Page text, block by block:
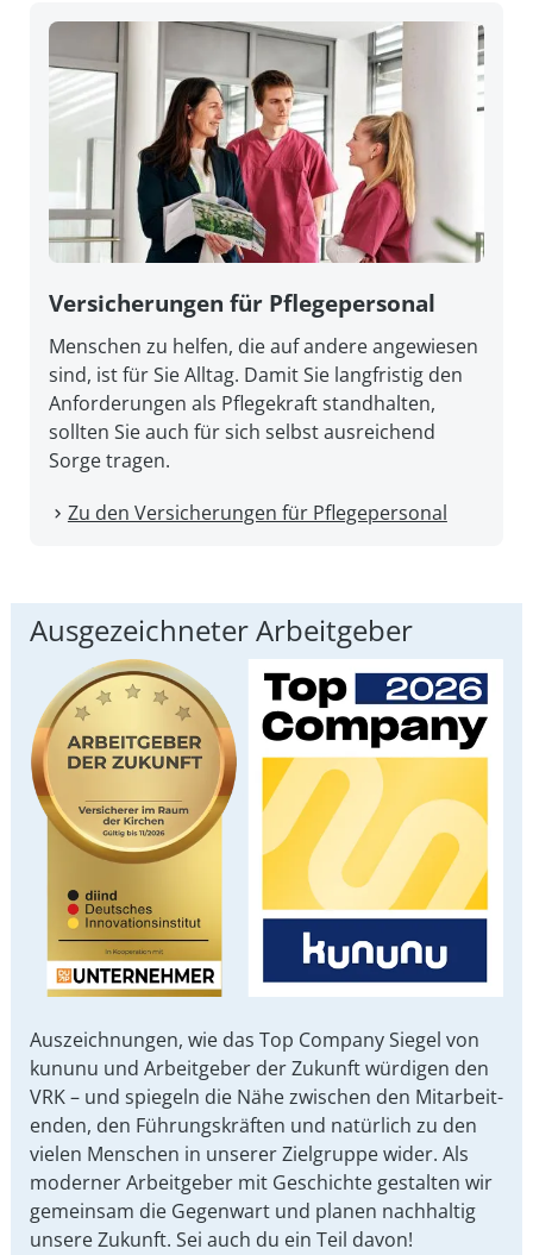
Versicherungen für Pflegepersonal
Menschen zu helfen, die auf andere angewiesen
sind, ist für Sie Alltag. Damit Sie lang­fristig den
An­forderungen als Pflege­kraft stand­halten,
sollten Sie auch für sich selbst aus­reichend
Sorge tragen.
Zu den Versicherungen für Pflegepersonal
Ausgezeichneter Arbeitgeber
Auszeichnungen, wie das Top Company Siegel von
kununu und Arbeit­geber der Zukunft würdigen den
VRK – und spiegeln die Nähe zwischen den Mit­arbeit­
enden, den Führungs­kräften und natürlich zu den
vielen Menschen in unserer Ziel­gruppe wider. Als
moderner Arbeit­geber mit Ge­schichte gestalten wir
ge­mein­sam die Gegen­wart und planen nach­haltig
unsere Zu­kunft. Sei auch du ein Teil davon!